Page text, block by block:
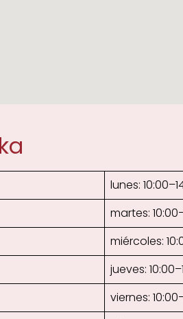
lunes:
martes:
miércoles:
jueves:
viernes: